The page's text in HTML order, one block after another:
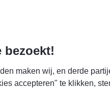
backoffice
bezoekt!
maken wij, en derde
accepteren" te klikken,